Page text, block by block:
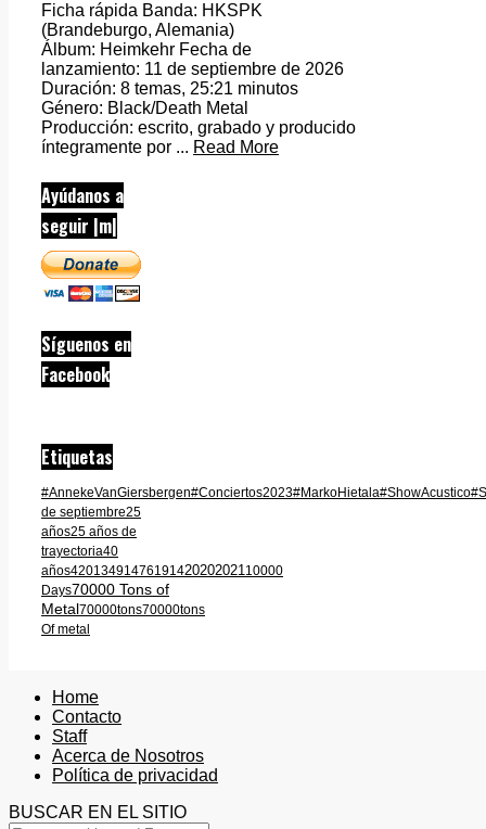
Ficha rápida Banda: HKSPK
(Brandeburgo, Alemania)
Álbum: Heimkehr Fecha de
lanzamiento: 11 de septiembre de 2026
Duración: 8 temas, 25:21 minutos
Género: Black/Death Metal
Producción: escrito, grabado y producido
íntegramente por ... Read More
Ayúdanos a
seguir |m|
Síguenos en
Facebook
Etiquetas
#AnnekeVanGiersbergen#Conciertos2023#MarkoHietala#ShowAcustico
de septiembre25
años25 años de
trayectoria40
años42013491476191420202021 10000
Days70000 Tons of
Metal70000tons70000tons
Of metal
Home
Contacto
Staff
Acerca de Nosotros
Política de privacidad
BUSCAR EN EL SITIO